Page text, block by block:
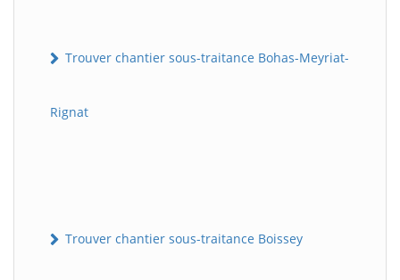
Trouver chantier sous-traitance Bohas-Meyriat-
Rignat
Trouver chantier sous-traitance Boissey